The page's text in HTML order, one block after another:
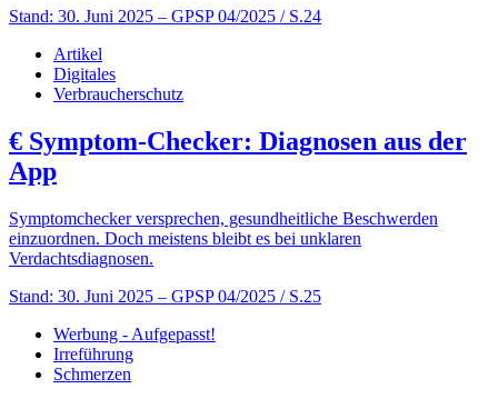
Stand: 30. Juni 2025 – GPSP 04/2025 / S.24
Artikel
Digitales
Verbraucherschutz
€ Symptom-Checker: Diagnosen aus der
App
Symptomchecker versprechen, gesundheitliche Beschwerden
einzuordnen. Doch meistens bleibt es bei unklaren
Verdachtsdiagnosen.
Stand: 30. Juni 2025 – GPSP 04/2025 / S.25
Werbung - Aufgepasst!
Irreführung
Schmerzen